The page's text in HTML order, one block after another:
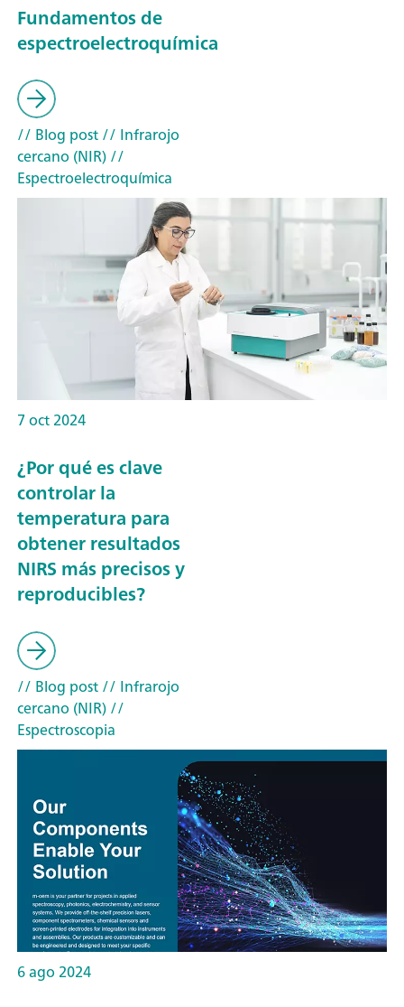
Fundamentos de
espectroelectroquímica
// Blog post// Infrarojo
cercano (NIR)//
Espectroelectroquímica
7 oct 2024
¿Por qué es clave
controlar la
temperatura para
obtener resultados
NIRS más precisos y
reproducibles?
// Blog post// Infrarojo
cercano (NIR)//
Espectroscopia
6 ago 2024